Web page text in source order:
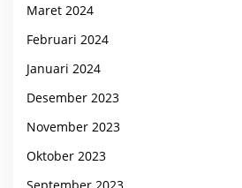
Maret 2024
Februari 2024
Januari 2024
Desember 2023
November 2023
Oktober 2023